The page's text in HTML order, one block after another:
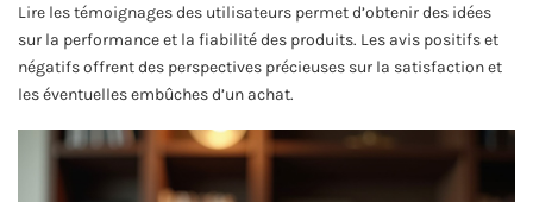
Lire les témoignages des utilisateurs permet d’obtenir des idées
sur la performance et la fiabilité des produits. Les avis positifs et
négatifs offrent des perspectives précieuses sur la satisfaction et
les éventuelles embûches d’un achat.